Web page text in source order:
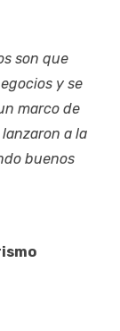
son que
y se
marco de
a la
buenos